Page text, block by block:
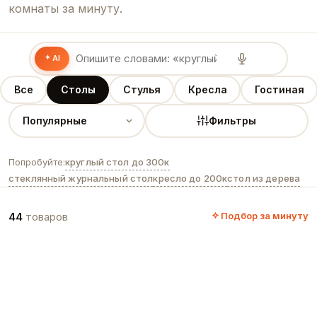
комнаты за минуту.
Все Столы Стулья Кресла Гостиная
AI
Фильтры
Попробуйте:круглый стол до 300к
стеклянный журнальный столкресло до 200кстол из дерева
44 товаров Подбор за минуту